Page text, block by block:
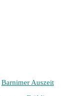
Barnimer Auszeit